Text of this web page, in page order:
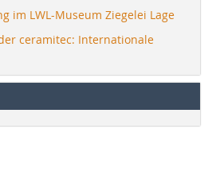
im LWL-Museum Ziegelei Lage
ceramitec: Internationale